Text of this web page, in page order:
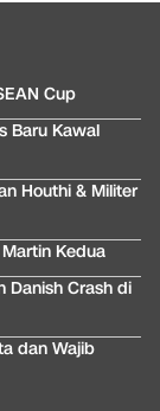
Cup
Baru Kawal
Houthi & Militer
Kedua
Danish Crash di
dan Wajib